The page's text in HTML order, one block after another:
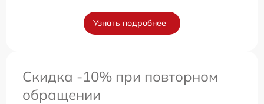
Узнать подробнее
Скидка -10% при повторном
обращении